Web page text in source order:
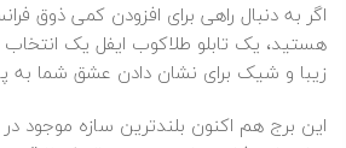
اگر به دنبال راهی برای افزودن کمی ذوق
هستید، یک تابلو طلاکوب ایفل یک
زیبا و شیک برای نشان دادن عشق شما
این برج هم‌ اکنون بلندترین سازه موجود